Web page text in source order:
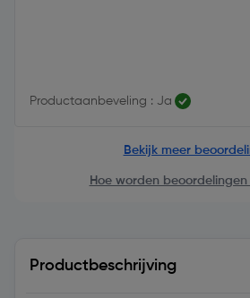
Productaanbeveling : Ja
Bekijk meer
Hoe worden
Productbeschrijving